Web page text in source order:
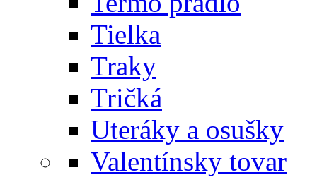
Tielka
Traky
Tričká
Uteráky a osušky
Valentínsky tovar